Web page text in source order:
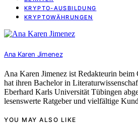
KRYPTO-AUSBILDUNG
KRYPTOWÄHRUNGEN
Ana Karen Jimenez
Ana Karen Jimenez ist Redakteurin
hat ihren Bachelor in
Eberhard Karls Universität Tübingen
lesenswerte Ratgeber und vielfältige
YOU MAY ALSO LIKE